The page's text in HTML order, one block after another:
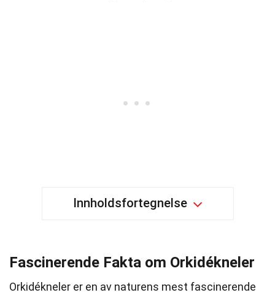
Innholdsfortegnelse
Fascinerende Fakta om Orkidékneler
Orkidékneler er en av naturens mest fascinerende